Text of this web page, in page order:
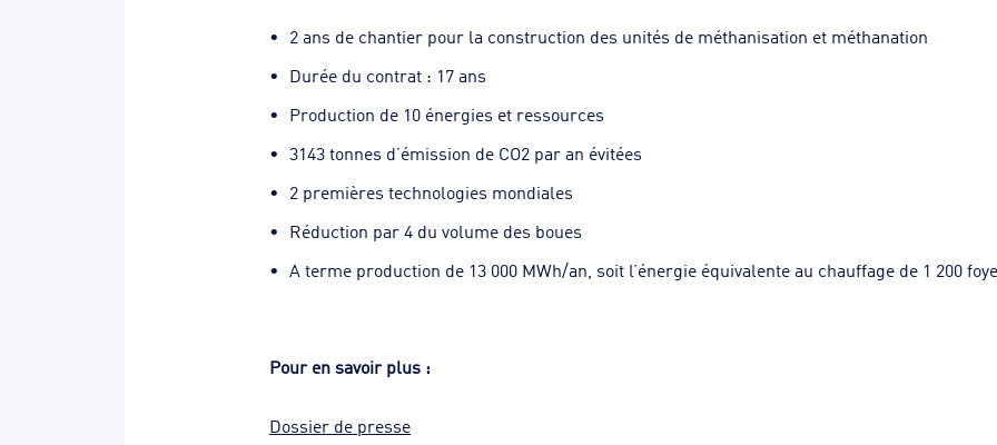
2 ans de chantier pour la construction des unités de méthanisation et méthanation
Durée du contrat : 17 ans
Production de 10 énergies et ressources
3143 tonnes d’émission de CO2 par an évitées
2 premières technologies mondiales
Réduction par 4 du volume des boues
A terme production de 13 000 MWh/an, soit l’énergie équivalente au chauffage de 1 200
Pour en savoir plus :
Dossier de presse